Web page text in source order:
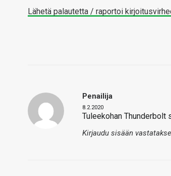
Lähetä palautetta / raportoi
Penailija
8.2.2020
Tuleekohan Thunderbolt
Kirjaudu sisään